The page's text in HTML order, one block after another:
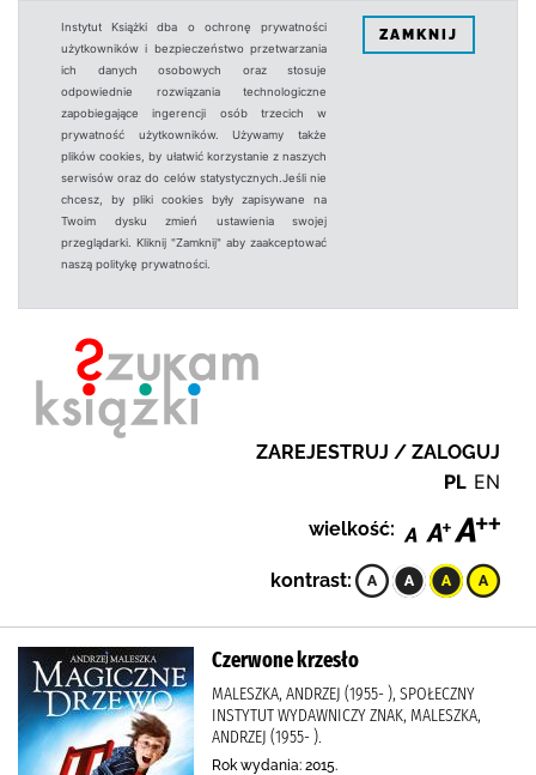
Instytut Książki dba o ochronę prywatności
użytkowników i bezpieczeństwo przetwarzania
ich danych osobowych oraz stosuje
odpowiednie rozwiązania technologiczne
zapobiegające ingerencji osób trzecich w
prywatność użytkowników. Używamy także
plików cookies, by ułatwić korzystanie z naszych
serwisów oraz do celów statystycznych.Jeśli nie
chcesz, by pliki cookies były zapisywane na
Twoim dysku zmień ustawienia swojej
przeglądarki. Kliknij "Zamknij" aby zaakceptować
naszą politykę prywatności.
ZAMKNIJ
ZAREJESTRUJ / ZALOGUJ
PL EN
wielkość:
kontrast:
Czerwone krzesło
MALESZKA, ANDRZEJ (1955- ), SPOŁECZNY
INSTYTUT WYDAWNICZY ZNAK, MALESZKA,
ANDRZEJ (1955- ).
Rok wydania: 2015.